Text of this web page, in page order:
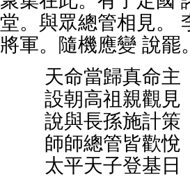
堂。與眾總管相見。
將軍。隨機應變 說罷
天命當歸真命
設朝高祖親觀
說與長孫施計
師師總管皆歡
太平天子登基